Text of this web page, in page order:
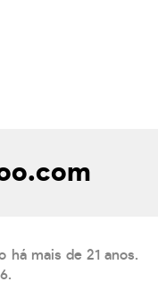
há mais de 21 anos.